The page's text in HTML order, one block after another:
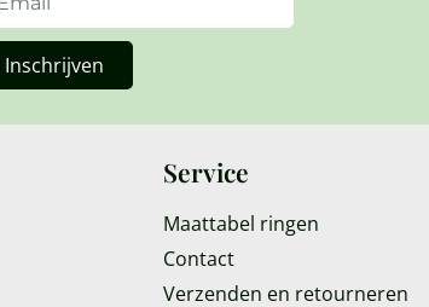
Inschrijven
Service
Maattabel ringen
Contact
Verzenden en retourneren